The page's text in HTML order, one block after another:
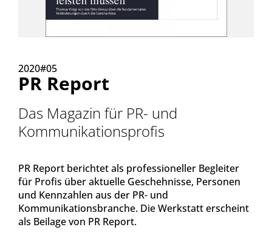
2020#05
PR Report
Das Magazin für PR- und
Kommunikationsprofis
PR Report berichtet als professioneller Begleiter
für Profis über aktuelle Geschehnisse, Personen
und Kennzahlen aus der PR- und
Kommunikationsbranche. Die Werkstatt erscheint
als Beilage von PR Report.